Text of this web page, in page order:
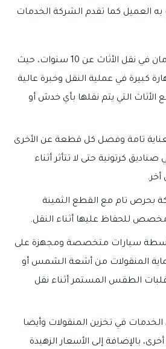
به العميل كما تقدم الشركة الخدمات
تزيد خبرة شركة أبو امان في نقل الأثاث عن 10 سنوات، حيث
كبيرة في عملية النقل وخبرة عالية
التي يتم نقلها بأي خدش أو
تامة وفصل كل قطعة عن الأخرى
كرتونية حتى لا تتأثر أثناء
أخر.
بحرص تام مع القطع الثمينة
للحفاظ عليها أثناء النقل.
سيارات متخصصة ومجهزة على
المنقولات من أشعة الشمس أو
الطقس المستمر أثناء نقل
في تخزين المنقولات وأيضا
بالإضافة إلى الأسعار الزهيدة